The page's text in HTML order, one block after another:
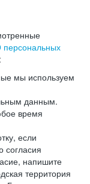
персональных
мы используем
данным.
время
если
напишите
территория